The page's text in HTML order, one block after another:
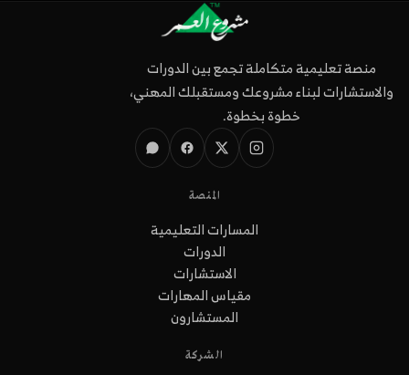
منصة تعليمية متكاملة تجمع بين الدورات
والاستشارات لبناء مشروعك ومستقبلك المهني،
خطوة بخطوة.
المنصة
المسارات التعليمية
الدورات
الاستشارات
مقياس المهارات
المستشارون
الشركة